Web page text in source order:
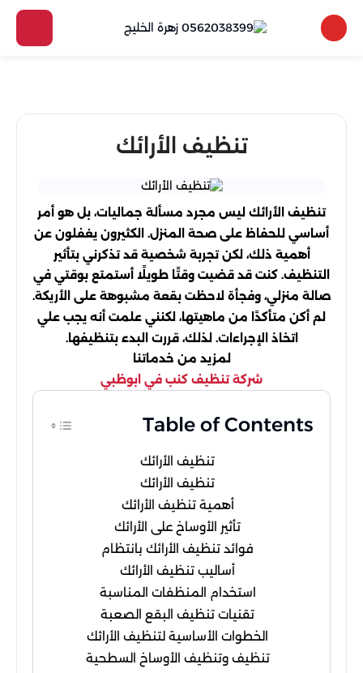
تنظيف الأرائك
تنظيف الأرائك ليس مجرد مسألة جماليات، بل هو أمر
أساسي للحفاظ على صحة المنزل. الكثيرون يغفلون عن
أهمية ذلك، لكن تجربة شخصية قد تذكرني بتأثير
التنظيف. كنت قد قضيت وقتًا طويلًا أستمتع بوقتي في
صالة منزلي، وفجأة لاحظت بقعة مشبوهة على الأريكة.
لم أكن متأكدًا من ماهيتها، لكنني علمت أنه يجب علي
اتخاذ الإجراءات. لذلك، قررت البدء بتنظيفها.
لمزيد من خدماتنا
شركة تنظيف كنب في ابوظبي
Table of Contents
تنظيف الأرائك
تنظيف الأرائك
أهمية تنظيف الأرائك
تأثير الأوساخ على الأرائك
فوائد تنظيف الأرائك بانتظام
أساليب تنظيف الأرائك
استخدام المنظفات المناسبة
تقنيات تنظيف البقع الصعبة
الخطوات الأساسية لتنظيف الأرائك
تنظيف وتنظيف الأوساخ السطحية